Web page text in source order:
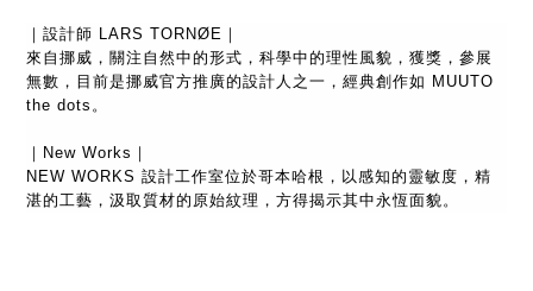
｜設計師 LARS TORNØE｜
來自挪威，關注自然中的形式，科學中的理性風貌，獲獎， 參展
無數，目前是挪威官方推廣的設計人之一，經典創作如 MUUTO
the dots。
｜New Works｜
NEW WORKS 設計工作室位於哥本哈根，以感知的靈敏度，精
湛的工藝， 汲取質材的原始紋理，方得揭示其中永恆面貌。